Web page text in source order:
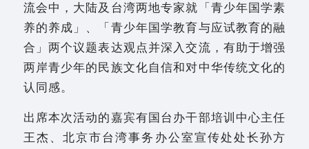
流会中，大陆及台湾两地专家就「青少年国学素
养的养成」、「青少年国学教育与应试教育的融
合」两个议题表达观点并深入交流，有助于增强
两岸青少年的民族文化自信和对中华传统文化的
认同感。
出席本次活动的嘉宾有国台办干部培训中心主任
王杰、北京市台湾事务办公室宣传处处长孙方